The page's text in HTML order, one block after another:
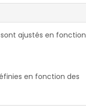
ajustés en fonction
en fonction des